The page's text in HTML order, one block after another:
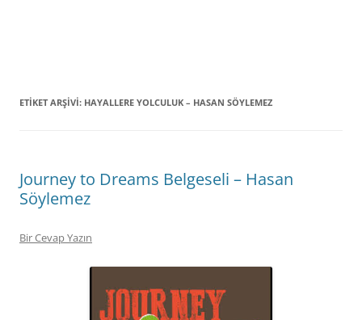
ETIKET ARŞIVI: HAYALLERE YOLCULUK – HASAN SÖYLEMEZ
Journey to Dreams Belgeseli – Hasan
Söylemez
Bir Cevap Yazın